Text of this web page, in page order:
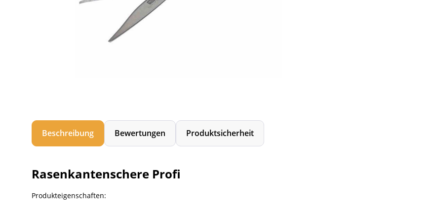
Beschreibung Bewertungen Produktsicherheit
Rasenkantenschere Profi
Produkteigenschaften: